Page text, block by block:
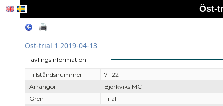
Öst-
Öst-trial 1 2019-04-13
Tävlingsinformation
Tillståndsnummer
71-22
Arrangör
Björkviks MC
Gren
Trial